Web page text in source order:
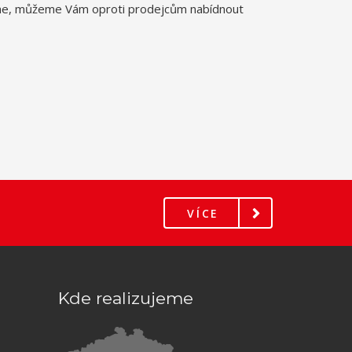
Plynulá práce a pohodlí v kuchyni, dostatek úložného prostoru
VÍCE
Kde realizujeme